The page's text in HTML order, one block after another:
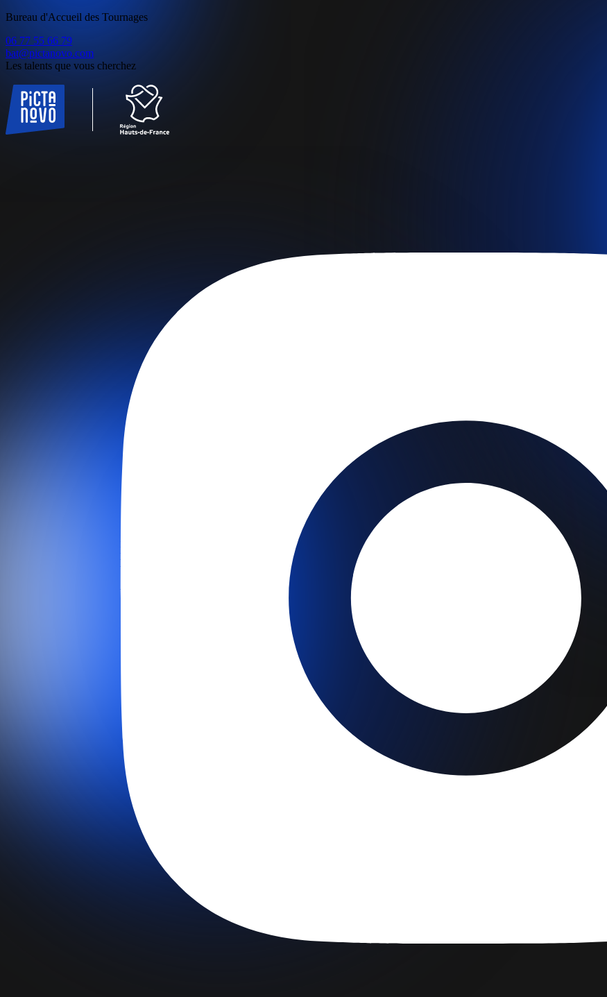
Bureau d'Accueil des Tournages
06 77 55 66 79
bat@pictanovo.com
Les talents que vous cherchez